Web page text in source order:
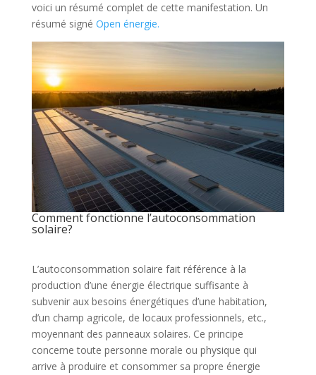
voici un résumé complet de cette manifestation. Un
résumé signé Open énergie.
Comment fonctionne l’autoconsommation
solaire?
L’autoconsommation solaire fait référence à la
production d’une énergie électrique suffisante à
subvenir aux besoins énergétiques d’une habitation,
d’un champ agricole, de locaux professionnels, etc.,
moyennant des panneaux solaires. Ce principe
concerne toute personne morale ou physique qui
arrive à produire et consommer sa propre énergie